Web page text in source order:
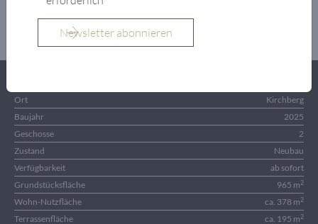
OBJEKTDETAILS
Ort
Kirchberg
Baujahr
2025
Geschosse
2
Zustand
Neubau
Verfügbarkeit
ab sofort
Grundstücksfläche
965 m2
Wohn-Nutzfläche ca. 378 m2
Terrassenfläche ca. 195 m2